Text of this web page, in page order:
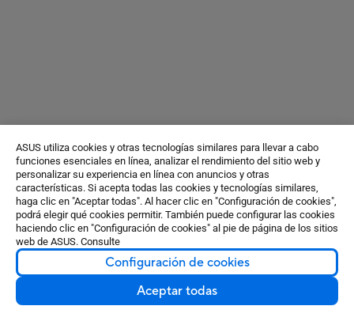
ASUS utiliza cookies y otras tecnologías similares para llevar a cabo
funciones esenciales en línea, analizar el rendimiento del sitio web y
personalizar su experiencia en línea con anuncios y otras
características. Si acepta todas las cookies y tecnologías similares,
haga clic en "Aceptar todas". Al hacer clic en "Configuración de cookies",
podrá elegir qué cookies permitir. También puede configurar las cookies
haciendo clic en "Configuración de cookies" al pie de página de los sitios
web de ASUS. Consulte
Configuración de cookies
Aceptar todas